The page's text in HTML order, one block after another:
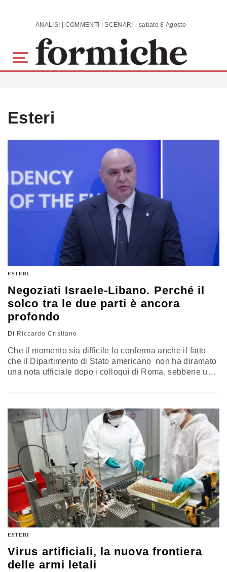
Skip to main content ANALISI | COMMENTI | SCENARI - sabato 8 Agosto 2026
Esteri
ESTERI
Negoziati Israele-Libano. Perché il
solco tra le due parti è ancora
profondo
Di Riccardo Cristiano
Che il momento sia difficile lo conferma anche il fatto
che il Dipartimento di Stato americano non ha diramato
una nota ufficiale dopo i colloqui di Roma, sebbene un
elezioni israeliane, previste a ottobre, sarà difficile
pensare a risultati o progressi concreti. L’analisi di
Riccardo Cristiano
ESTERI
Virus artificiali, la nuova frontiera
delle armi letali